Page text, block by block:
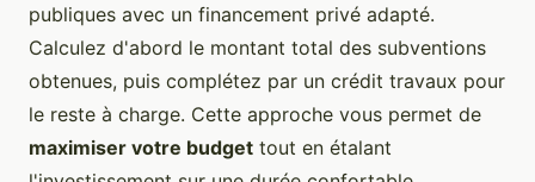
publiques avec un financement privé adapté.
Calculez d'abord le montant total des subventions
obtenues, puis complétez par un crédit travaux pour
le reste à charge. Cette approche vous permet de
maximiser votre budget tout en étalant